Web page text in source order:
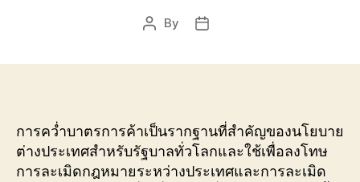
Post
By
Post
การคว่ำบาตรการค้าเป็นรากฐานที่สำคัญของนโยบาย
ต่างประเทศสำหรับรัฐบาลทั่วโลกและใช้เพื่อลงโทษ
การละเมิดกฎหมายระหว่างประเทศและการละเมิด